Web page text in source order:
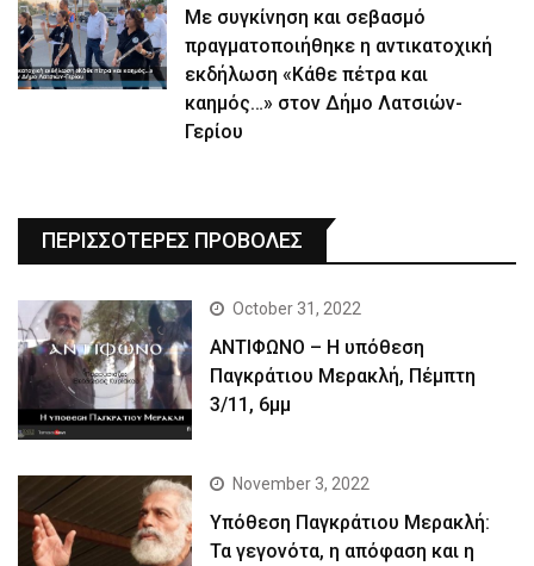
Με συγκίνηση και σεβασμό
πραγματοποιήθηκε η αντικατοχική
εκδήλωση «Κάθε πέτρα και
καημός…» στον Δήμο Λατσιών-
Γερίου
ΠΕΡΙΣΣΟΤΕΡΕΣ ΠΡΟΒΟΛΕΣ
October 31, 2022
ΑΝΤΙΦΩΝΟ – Η υπόθεση
Παγκράτιου Μερακλή, Πέμπτη
3/11, 6μμ
November 3, 2022
Yπόθεση Παγκράτιου Μερακλή:
Τα γεγονότα, η απόφαση και η